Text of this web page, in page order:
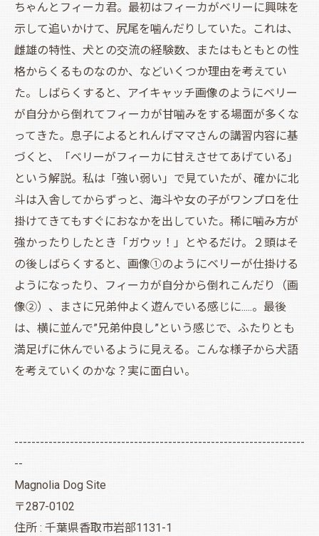
ちゃんとフィーカ君。最初はフィーカがベリーに興味を
示して追いかけて、尻尾を噛んだりしていた。これは、
雌雄の特性、犬との交流の経験数、またはもともとの性
格からくるものなのか、などいくつか理由を考えてい
た。しばらくすると、アイキャッチ画像のようにベリー
が自分から倒れてフィーカが甘噛みをする場面が多くな
ってきた。息子によるとれんげママさんの講習内容に基
づくと、「ベリーがフィーカに甘えさせてあげている」
という解説。私は「強い弱い」で見ていたが、確かに北
斗は入舎してからずっと、海斗や女の子がワンプロを仕
掛けてきてもすぐにおなかを出していた。稀に噛み方が
強かったりしたとき「ガウッ！」とやるだけ。２頭はそ
の後しばらくすると、画像①のようにベリーが仕掛ける
ようになったり、フィーカが自分から倒れこんだり（画
像②）、まさに兄弟仲よく遊んでいる感じに.....。最後
は、横に並んで”兄弟仲良し”という感じで、ふたりとも
満足げに休んでいるように見える。こんな様子から犬語
を考えていくのかな？実に面白い。
--------------------------------------------------------------------
--
Magnolia Dog Site
〒287-0102
住所 : 千葉県香取市岩部1131-1